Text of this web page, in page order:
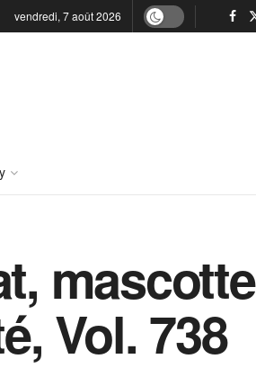
vendredi, 7 août 2026
mascotte
Vol. 738